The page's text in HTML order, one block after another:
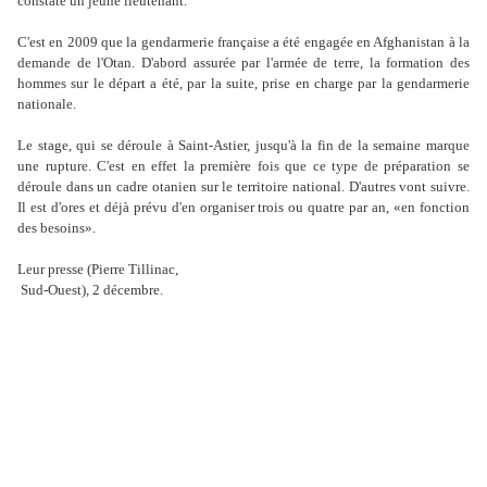
C'est en 2009 que la gendarmerie française a été engagée en Afghanistan à la
demande de l'Otan. D'abord assurée par l'armée de terre, la formation des
hommes sur le départ a été, par la suite, prise en charge par la gendarmerie
nationale.
Le stage, qui se déroule à Saint-Astier, jusqu'à la fin de la semaine marque
une rupture. C'est en effet la première fois que ce type de préparation se
déroule dans un cadre otanien sur le territoire national. D'autres vont suivre.
Il est d'ores et déjà prévu d'en organiser trois ou quatre par an, «en fonction
des besoins».
Leur presse (Pierre Tillinac,
Sud-Ouest), 2 décembre.